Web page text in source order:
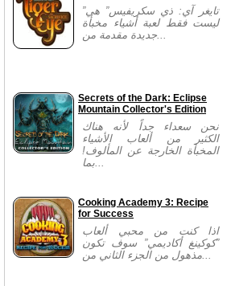
”تايغر آي: ذي سكريفيس” هي
ليست فقط لعبة أشياء مخبأة
جديدة مقدمة من...
Secrets of the Dark: Eclipse
Mountain Collector's Edition
نحن سعداء جداً لأنه هناك
الكثير من ألعاب الأشياء
المخبأة الخارجة عن المألوف!
بما...
Cooking Academy 3: Recipe
for Success
اذا كنت من محبي ألعاب
”كوكينغ أكاديمي” سوف تكون
مذهول من الجزء الثاني من...